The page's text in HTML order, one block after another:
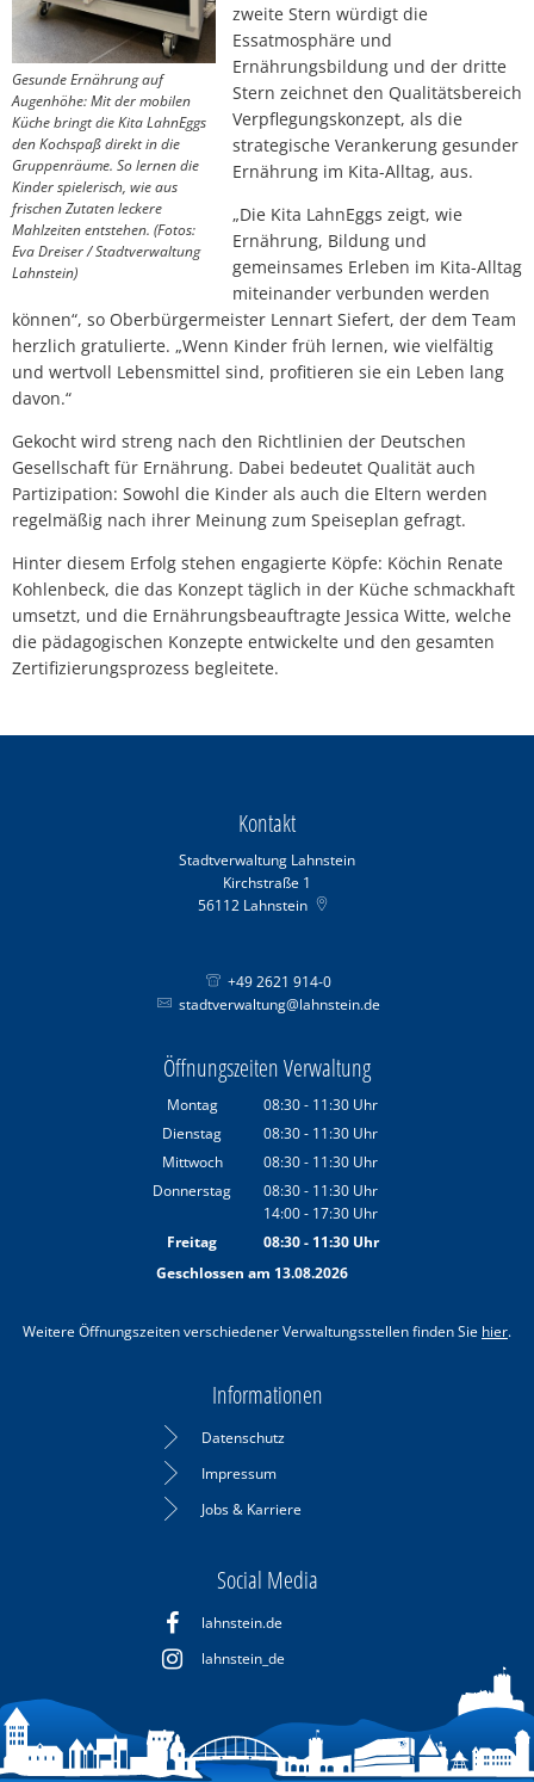
Gesunde Ernährung auf
Augenhöhe: Mit der mobilen
Küche bringt die Kita LahnEggs
den Kochspaß direkt in die
Gruppenräume. So lernen die
Kinder spielerisch, wie aus
frischen Zutaten leckere
Mahlzeiten entstehen. (Fotos:
Eva Dreiser / Stadtverwaltung
Lahnstein)
zweite Stern würdigt die
Essatmosphäre und
Ernährungsbildung und der dritte
Stern zeichnet den Qualitätsbereich
Verpflegungskonzept, als die
strategische Verankerung gesunder
Ernährung im Kita-Alltag, aus.
„Die Kita LahnEggs zeigt, wie
Ernährung, Bildung und
gemeinsames Erleben im Kita-Alltag
miteinander verbunden werden
können“, so Oberbürgermeister Lennart Siefert, der dem Team
herzlich gratulierte. „Wenn Kinder früh lernen, wie vielfältig
und wertvoll Lebensmittel sind, profitieren sie ein Leben lang
davon.“
Gekocht wird streng nach den Richtlinien der Deutschen
Gesellschaft für Ernährung. Dabei bedeutet Qualität auch
Partizipation: Sowohl die Kinder als auch die Eltern werden
regelmäßig nach ihrer Meinung zum Speiseplan gefragt.
Hinter diesem Erfolg stehen engagierte Köpfe: Köchin Renate
Kohlenbeck, die das Konzept täglich in der Küche schmackhaft
umsetzt, und die Ernährungsbeauftragte Jessica Witte, welche
die pädagogischen Konzepte entwickelte und den gesamten
Zertifizierungsprozess begleitete.
Kontakt
Stadtverwaltung Lahnstein
Kirchstraße 1
56112 Lahnstein
+49 2621 914-0
stadtverwaltung@lahnstein.de
Öffnungszeiten Verwaltung
Montag 08:30- 11:30 Uhr
Von 08:30 bis 11:30 Uhr
Dienstag 08:30- 11:30 Uhr
Von 08:30 bis 11:30 Uhr
Mittwoch 08:30- 11:30 Uhr
Von 08:30 bis 11:30 Uhr
Donnerstag 08:30- 11:30 Uhr
Von 08:30 bis 11:30 Uhr
14:00- 17:30 Uhr
Von 14:00 bis 17:30 Uhr
Freitag 08:30- 11:30Uhr
Von 08:30 bis 11:30 Uhr
Geschlossen am 13.08.2026
Weitere Öffnungszeiten verschiedener Verwaltungsstellen finden Sie hier.
Informationen
Datenschutz
Impressum
Jobs & Karriere
Social Media
lahnstein.de
lahnstein_de